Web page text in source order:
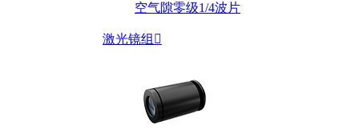
空气隙零级1/4波片
激光镜组 